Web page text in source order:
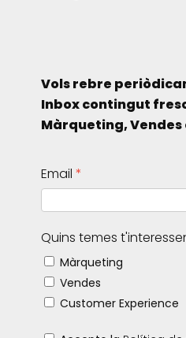
Vols rebre
Inbox contingut
Màrqueting, Vendes
Email
Quins temes
Màrqueting
Vendes
Customer Experience